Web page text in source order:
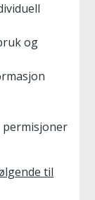
og
permisjoner
til